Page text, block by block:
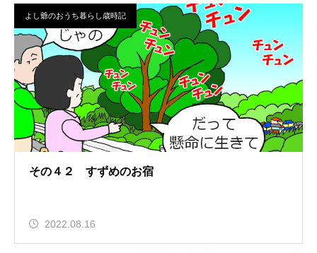
よし爺のおうち暮らし歳時記
その４２ すずめのお宿
2022.08.16